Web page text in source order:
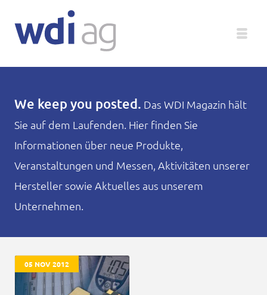
Unternehmen
Produkte
Service
Magazin
We keep you posted. Das WDI Magazin hält
Sie auf dem Laufenden. Hier finden Sie
Informationen über neue Produkte,
Veranstaltungen und Messen, Aktivitäten unserer
Hersteller sowie Aktuelles aus unserem
Unternehmen.
05 NOV 2012